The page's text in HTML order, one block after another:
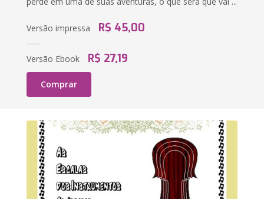
Versão impressa R$ 45,00
Versão Ebook R$ 27,19
Comprar